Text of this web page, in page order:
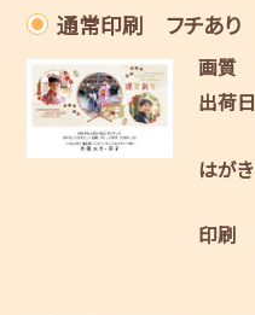
通常印刷 フチあり
画質
出荷日
はがき
印刷